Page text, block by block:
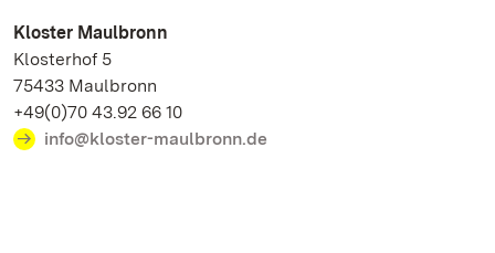
Kloster Maulbronn
Klosterhof 5
75433 Maulbronn
+49(0)70 43.92 66 10
info@kloster-maulbronn.de